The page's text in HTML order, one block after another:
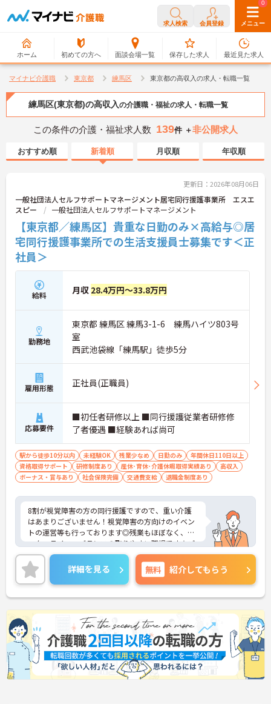
求人検索 会員登録 メニュー
ホーム 初めての方へ 面談会場一覧
0
保存した求人
0
最近見た求人
マイナビ介護職 東京都 練馬区 東京都の高収入の求人・転職一覧
練馬区(東京都)の高収入の介護職・福祉の求人・転職一覧
この条件の介護・福祉求人数 139件 ＋非公開求人
おすすめ順 新着順 月収順 年収順
更新日：2026年08月06日
一般社団法人セルフサポートマネージメント居宅同行援護事業所 エスエ
スピー
一般社団法人セルフサポートマネージメント
【東京都／練馬区】貴重な日勤のみ×高給与◎居
宅同行援護事業所での生活支援員士募集です＜正
社員＞
給料 月収 28.4万円～33.8万円
勤務地
東京都 練馬区 練馬3-1-6 練馬ハイツ803号
室
西武池袋線「練馬駅」徒歩5分
雇用形態 正社員(正職員)
応募要件
■初任者研修以上 ■同行援護従業者研修修
了者優遇 ■経験あれば尚可
駅から徒歩10分以内 未経験OK 残業少なめ 日勤のみ
年間休日110日以上
資格取得サポート
研修制度あり 産休･育休･介護休暇取得実績あり
高収入
ボーナス・賞与あり
社会保険完備 交通費支給 退職金制度あり
8割が視覚障害の方の同行援護ですので、重い介護
はあまりございません！視覚障害の方向けのイベン
トの運営等も行っております◎残業もほぼなく、ワ
ーク・ライフ・バランスの取りやすい職場です☆ご
興味のある方には、面接対策ポイントなど、さらに
詳細をご案内しますのでお気軽にご相談ください！
詳細を見る 無料 紹介してもらう